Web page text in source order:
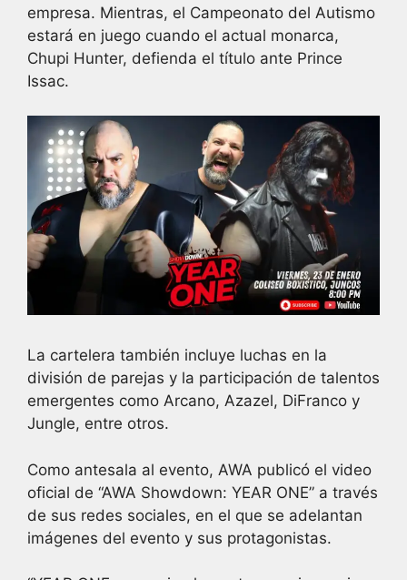
empresa. Mientras, el Campeonato del Autismo
estará en juego cuando el actual monarca,
Chupi Hunter, defienda el título ante Prince
Issac.
La cartelera también incluye luchas en la
división de parejas y la participación de talentos
emergentes como Arcano, Azazel, DiFranco y
Jungle, entre otros.
Como antesala al evento, AWA publicó el video
oficial de “AWA Showdown: YEAR ONE” a través
de sus redes sociales, en el que se adelantan
imágenes del evento y sus protagonistas.